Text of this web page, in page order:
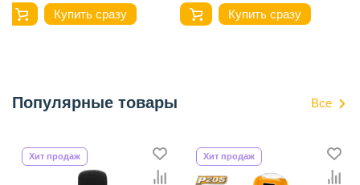
Купить сразу Купить сразу
Популярные товары Все
Хит продаж Хит продаж